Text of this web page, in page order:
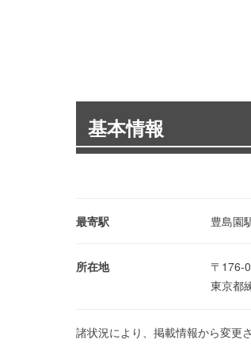
基本情報
最寄駅 豊島園
所在地
〒176-
東京都
諸状況により、掲載情報から変更